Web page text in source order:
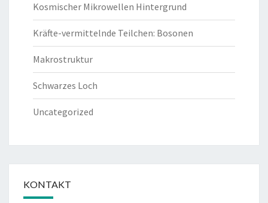
Kosmischer Mikrowellen Hintergrund
Kräfte-vermittelnde Teilchen: Bosonen
Makrostruktur
Schwarzes Loch
Uncategorized
KONTAKT